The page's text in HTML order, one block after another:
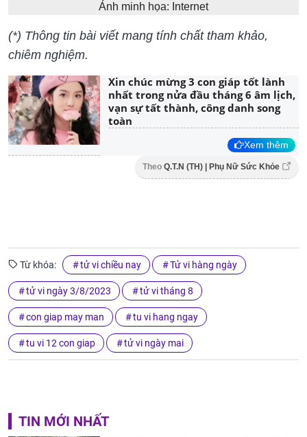
Ảnh minh họa: Internet
(*) Thông tin bài viết mang tính chất tham khảo,
chiêm nghiệm.
Xin chúc mừng 3 con giáp tốt lành
nhất trong nửa đầu tháng 6 âm lịch,
vạn sự tất thành, công danh song
toàn
Xem thêm
Theo Q.T.N (TH) | Phụ Nữ Sức Khỏe
Từ khóa: tử vi chiều nay Tử vi hàng ngày
tử vi ngày 3/8/2023 tử vi tháng 8
con giap may man tu vi hang ngay
tu vi 12 con giap tử vi ngày mai
TIN MỚI NHẤT